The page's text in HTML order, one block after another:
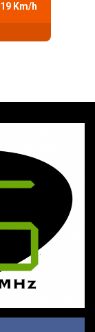
19 Km/h